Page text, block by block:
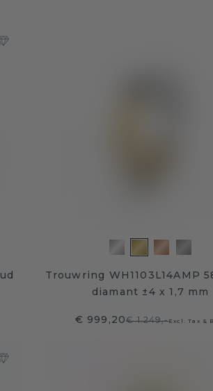
Trouwring WH1103L14AMP
diamant ±4 x 1,7 mm
€ 999,20€ 1.249,-Excl. Tax &